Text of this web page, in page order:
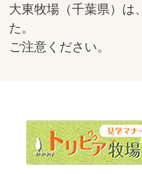
大東牧場（千葉県）は
た。
ご注意ください。